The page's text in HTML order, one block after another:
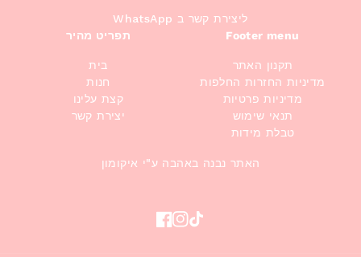
WhatsApp ליצירת קשר ב
תפריט מהיר
בית
חנות
קצת עלינו
יצירת קשר
Footer menu
תקנון האתר
מדיניות החזרות החלפות
מדיניות פרטיות
תנאי שימוש
טבלת מידות
האתר נבנה באהבה ע"י איקומון